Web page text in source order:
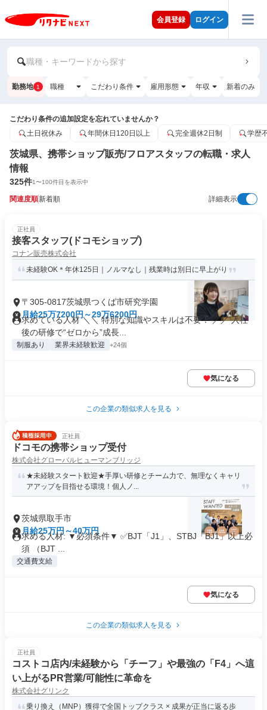
会員登録 ログイン
職種・キーワードから探す
勤務地 1 職種 こだわり条件 雇用形態 年収 新着のみ
こだわり条件の追加設定を忘れていませんか？
土日祝休み
年間休日120日以上 完全週休2日制 学歴
茨城県、携帯ショップ販売/フロアスタッフの転職・求人
情報
325件1〜100件目を表示中
関連度順新着順 詳細表示
正社員
接客スタッフ(ドコモショップ)
コナン販売株式会社
未経験OK＊年休125日｜ノルマなし｜残業時は別日に早上がり
〒305-0817茨城県つくば市研究学園
月給25万7200円～29万6200円
求めている人材 ＼＼ 特別な知識やスキルは不要！ ／／ 入社
後の研修で“ゼロから”成長...
制服あり 業界未経験歓迎 +24個
気になる
この企業の類似求人を見る
正社員
ドコモの携帯ショップ受付
株式会社グローバルヒューマンブリッジ
★未経験スタート歓迎★手厚い研修とチーム力で、無理なくキャリ
アアップを目指せる環境！個人ノ...
茨城県取手市
月給25万円～40万円
求める人材: ▼必須条件▼ ✅BJT「J1」、STBJ「BJ1」以上必
須 （BJT ...
交通費支給
気になる
この企業の類似求人を見る
正社員
コストコ店内/未経験から「チーフ」や最強の「F4」へ這
い上がるPR営業/可能性に革命を
株式会社グリンク
乗り換え（MNP）獲得で全国トップクラス × 成果が正当に返る歩